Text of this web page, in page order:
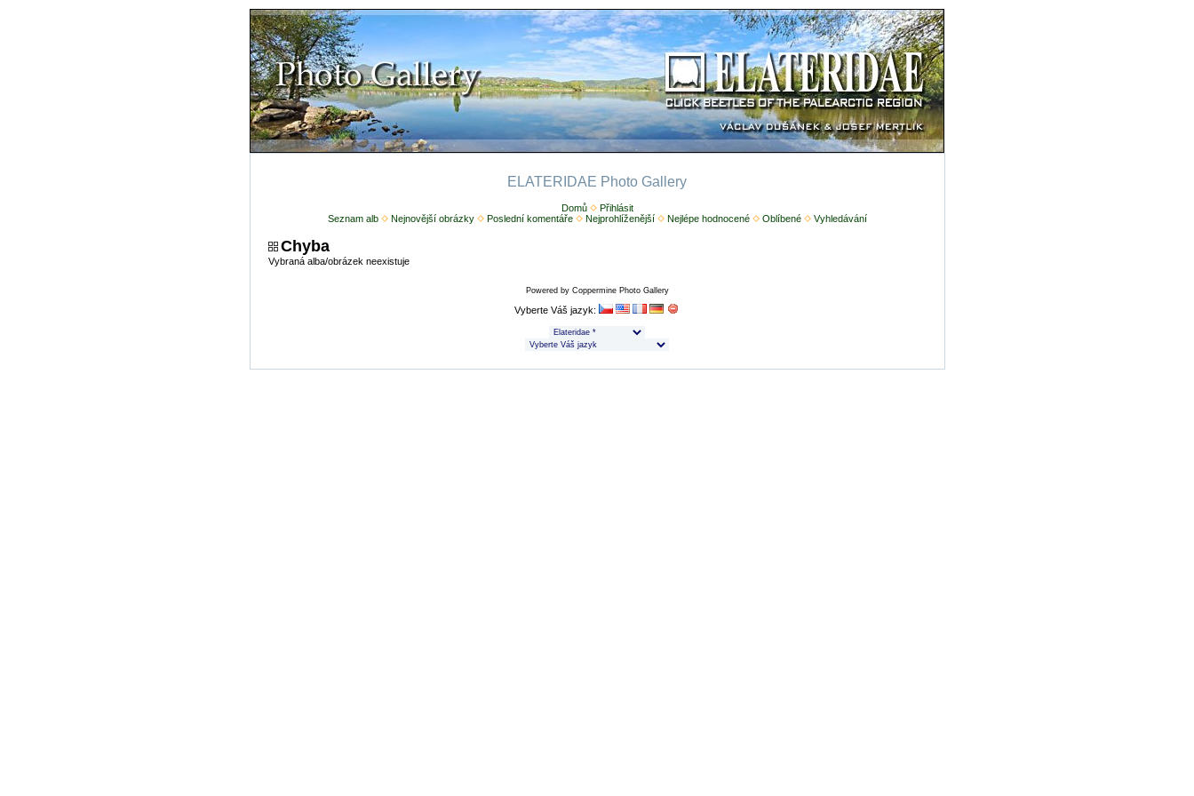
ELATERIDAE Photo Gallery
Domů
Přihlásit
Seznam alb
Nejnovější obrázky Poslední komentáře Nejprohlíženější Nejlépe hodnocené Oblíbené Vyhledávání
Chyba
Vybraná alba/obrázek neexistuje
Powered by Coppermine Photo Gallery
Vyberte Váš jazyk: